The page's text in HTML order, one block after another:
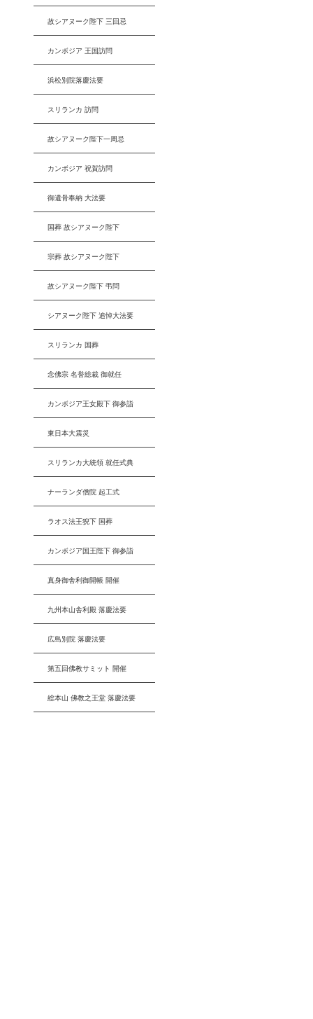
故シアヌーク陛下 三回忌
カンボジア 王国訪問
浜松別院落慶法要
スリランカ 訪問
故シアヌーク陛下一周忌
カンボジア 祝賀訪問
御遺骨奉納 大法要
国葬 故シアヌーク陛下
宗葬 故シアヌーク陛下
故シアヌーク陛下 弔問
シアヌーク陛下 追悼大法要
スリランカ 国葬
念佛宗 名誉総裁 御就任
カンボジア王女殿下 御参詣
東日本大震災
スリランカ大統領 就任式典
ナーランダ僧院 起工式
ラオス法王猊下 国葬
カンボジア国王陛下 御参詣
真身御舎利御開帳 開催
九州本山舎利殿 落慶法要
広島別院 落慶法要
第五回佛教サミット 開催
総本山 佛教之王堂 落慶法要